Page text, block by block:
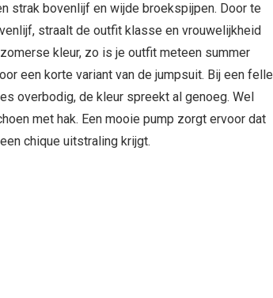
strak bovenlijf en wijde broekspijpen. Door te
straalt de outfit klasse en vrouwelijkheid
kleur, zo is je outfit meteen summer
een korte variant van de jumpsuit. Bij een felle
overbodig, de kleur spreekt al genoeg. Wel
met hak. Een mooie pump zorgt ervoor dat
chique uitstraling krijgt.